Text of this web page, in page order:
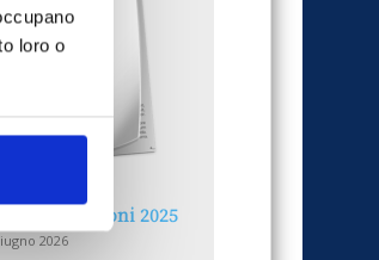
loro o
e sanzioni 2025
2026